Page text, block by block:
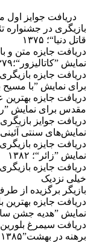
دریافت جوایز اول
بازیگری در جشنواره
قاتل دنیا“؛ ۱۳۷۵
دریافت جایزه متن و
نمایش ”کاتالیزور“؛۱۳۷۹
دریافت جایزه
برای نمایش ”با مسیح
دریافت جایزه
مقدس برای نمایش
دریافت جوایز
نمایش‌های سنتی آئینی
دریافت جایزه
نمایش ”زائر“؛ ۱۳۸۲
دریافت جایزه
خیلی نزدیک
بازیگر برگزیده از طرف
دریافت جایزه بهترین
نمایش ”هدیه جشن
دریافت سیمرغ
برهنه در بهشت”۱۳۸۵